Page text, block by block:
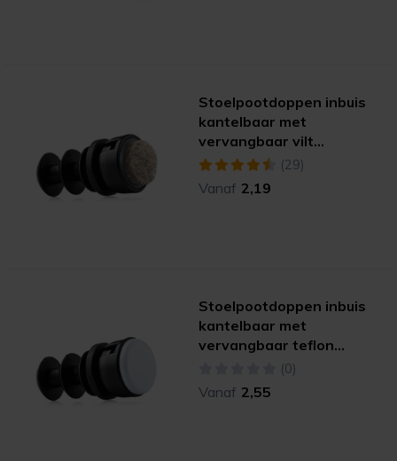
Stoelpootdoppen inbuis
kantelbaar met
vervangbaar vilt
(ultrasoft)
(29)
Vanaf 2,19
Stoelpootdoppen inbuis
kantelbaar met
vervangbaar teflon
(0)
Vanaf 2,55